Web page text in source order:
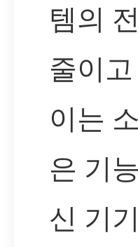
템의
줄이
이는
은 기
신 기